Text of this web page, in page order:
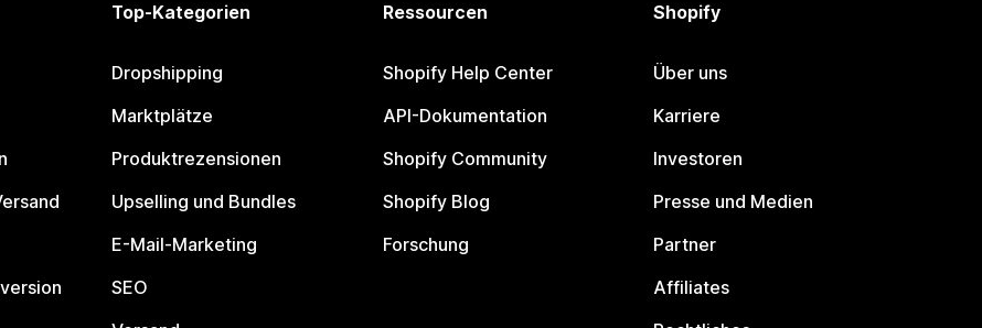
Top-Kategorien
Dropshipping
Marktplätze
Produktrezensionen
Upselling und Bundles
E-Mail-Marketing
SEO
Ressourcen
Shopify Help Center
API-Dokumentation
Shopify Community
Shopify Blog
Forschung
Shopify
Über uns
Karriere
Investoren
Presse und Medien
Partner
Affiliates